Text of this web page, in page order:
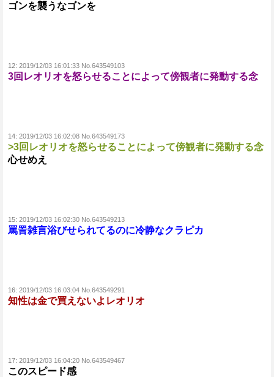
ゴンを襲うなゴンを
12: 2019/12/03 16:01:33 No.643549103
3回レオリオを怒らせることによって傍観者に発動する念
14: 2019/12/03 16:02:08 No.643549173
>3回レオリオを怒らせることによって傍観者に発動する念
心せめえ
15: 2019/12/03 16:02:30 No.643549213
罵詈雑言浴びせられてるのに冷静なクラピカ
16: 2019/12/03 16:03:04 No.643549291
知性は金で買えないよレオリオ
17: 2019/12/03 16:04:20 No.643549467
このスピード感